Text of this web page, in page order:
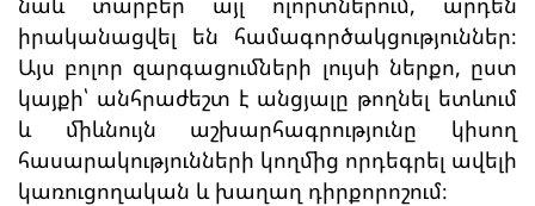
իրականացվել են համագործակցություններ։
Այս բոլոր զարգացումների լույսի ներքո, ըստ
կայքի՝ անհրաժեշտ է անցյալը թողնել ետևում
և միևնույն աշխարհագրությունը կիսող
հասարակությունների կողմից որդեգրել ավելի
կառուցողական և խաղաղ դիրքորոշում։